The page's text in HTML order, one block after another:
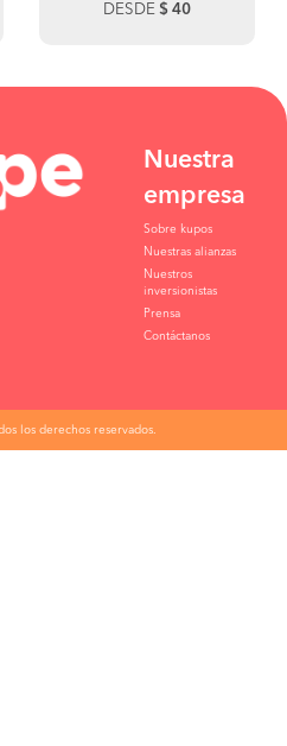
DESDE $ 40
Nuestra
empresa
Sobre kupos
Nuestras alianzas
Nuestros
inversionistas
Prensa
Contáctanos
los derechos reservados.